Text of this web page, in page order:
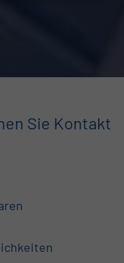
Sie Kontakt